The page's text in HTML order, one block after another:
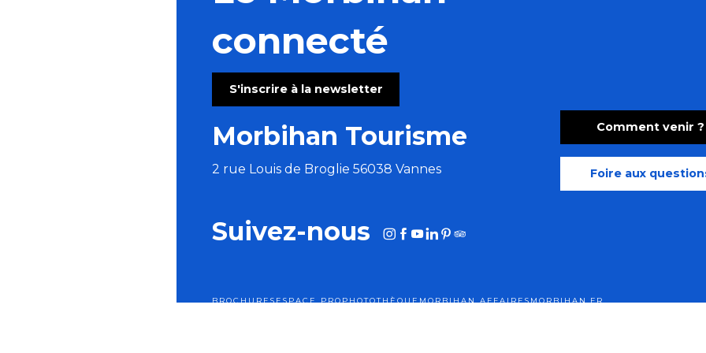
connecté
S'inscrire à la newsletter
Morbihan Tourisme
2 rue Louis de Broglie 56038 Vannes
Comment venir ?
Foire aux
Suivez-nous
BROCHURES ESPACE PRO PHOTOTHÈQUE MORBIHAN AFFAIRES MORBIHAN.FR